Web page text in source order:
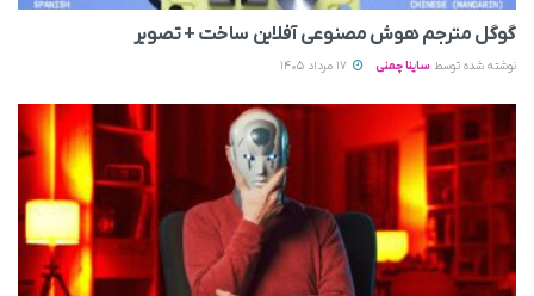
گوگل مترجم هوش مصنوعی آفلاین ساخت + تصویر
نوشته شده توسط ساینا چمنی